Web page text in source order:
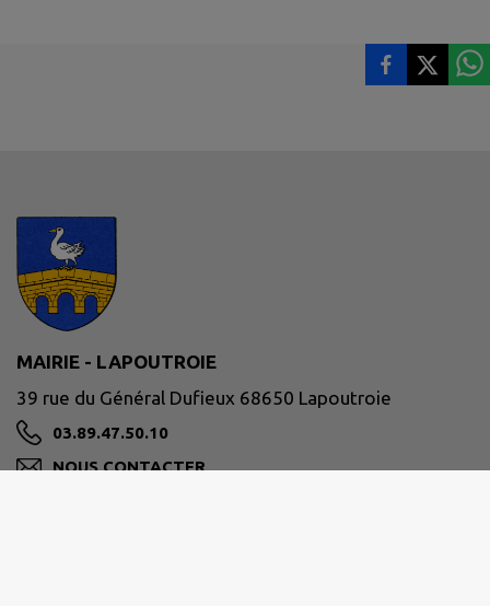
MAIRIE - LAPOUTROIE
39 rue du Général Dufieux 68650 Lapoutroie
03.89.47.50.10
NOUS CONTACTER